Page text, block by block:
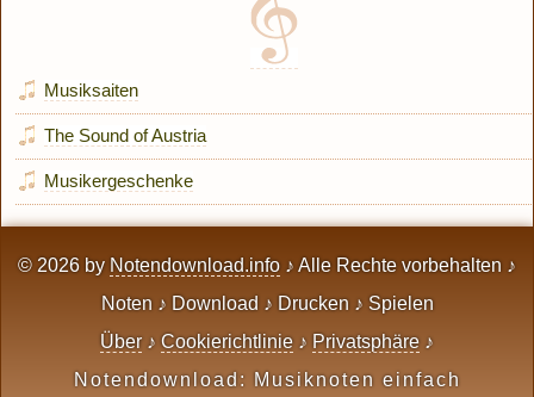
Musiksaiten
The Sound of Austria
Musikergeschenke
© 2026 by Notendownload.info ♪ Alle Rechte vorbehalten ♪
Noten ♪ Download ♪ Drucken ♪ Spielen
Über ♪ Cookierichtlinie ♪ Privatsphäre ♪
Notendownload: Musiknoten einfach